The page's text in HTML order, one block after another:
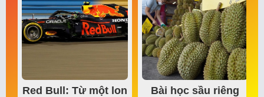
Red Bull: Từ một lon
Bài học sầu riêng